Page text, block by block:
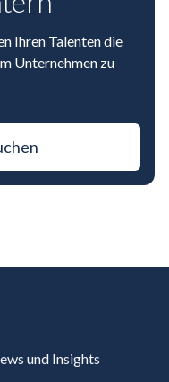
Ihren Talenten die
Unternehmen zu
und Insights